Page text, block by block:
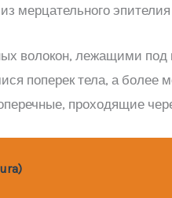
мерцательного
волокон, лежащими
поперек тела, а
проходящие